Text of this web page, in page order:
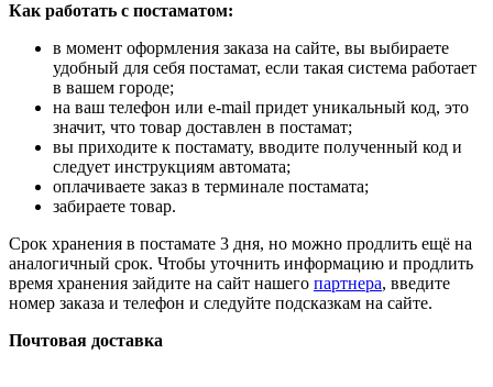
Как работать с постаматом:
в момент оформления заказа на сайте, вы выбираете
удобный для себя постамат, если такая система работает
в вашем городе;
на ваш телефон или e-mail придет уникальный код, это
значит, что товар доставлен в постамат;
вы приходите к постамату, вводите полученный код и
следует инструкциям автомата;
оплачиваете заказ в терминале постамата;
забираете товар.
Срок хранения в постамате 3 дня, но можно продлить ещё на
аналогичный срок. Чтобы уточнить информацию и продлить
время хранения зайдите на сайт нашего партнера, введите
номер заказа и телефон и следуйте подсказкам на сайте.
Почтовая доставка